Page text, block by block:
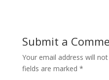
Submit a
Your email address will
fields are marked *